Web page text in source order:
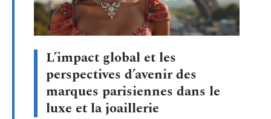
L’impact global et les
perspectives d’avenir des
marques parisiennes dans le
luxe et la joaillerie